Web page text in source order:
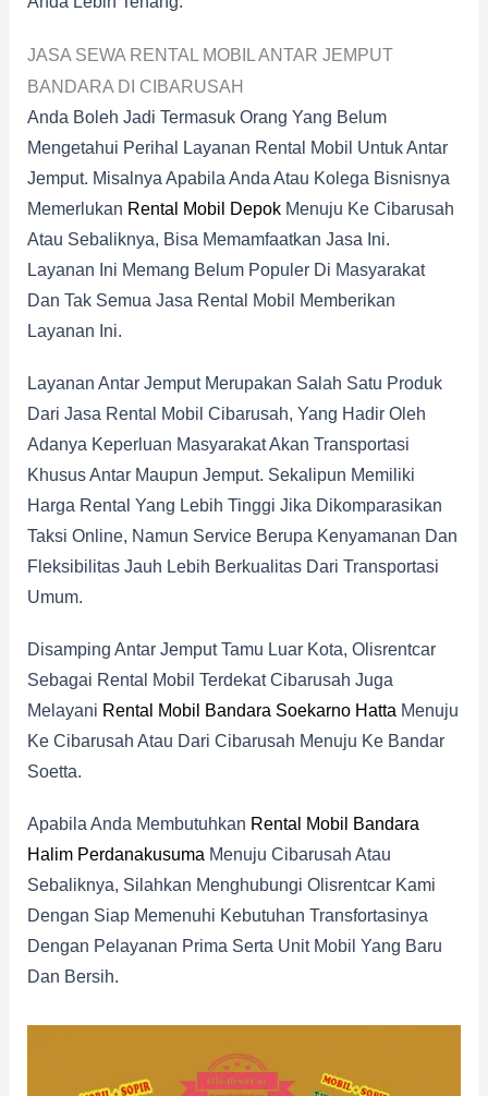
JASA SEWA RENTAL MOBIL ANTAR JEMPUT
BANDARA DI CIBARUSAH
Anda Boleh Jadi Termasuk Orang Yang Belum
Mengetahui Perihal Layanan Rental Mobil Untuk Antar
Jemput. Misalnya Apabila Anda Atau Kolega Bisnisnya
Memerlukan Rental Mobil DepokMenuju Ke Cibarusah
Atau Sebaliknya, Bisa Memamfaatkan Jasa Ini.
Layanan Ini Memang Belum Populer Di Masyarakat
Dan Tak Semua Jasa Rental Mobil Memberikan
Layanan Ini.
Layanan Antar Jemput Merupakan Salah Satu Produk
Dari Jasa Rental Mobil Cibarusah, Yang Hadir Oleh
Adanya Keperluan Masyarakat Akan Transportasi
Khusus Antar Maupun Jemput. Sekalipun Memiliki
Harga Rental Yang Lebih Tinggi Jika Dikomparasikan
Taksi Online, Namun Service Berupa Kenyamanan Dan
Fleksibilitas Jauh Lebih Berkualitas Dari Transportasi
Umum.
Disamping Antar Jemput Tamu Luar Kota, Olisrentcar
Sebagai Rental Mobil Terdekat Cibarusah Juga
Melayani Rental Mobil Bandara Soekarno Hatta Menuju
Ke Cibarusah Atau Dari Cibarusah Menuju Ke Bandar
Soetta.
Apabila Anda Membutuhkan Rental Mobil Bandara
Halim Perdanakusuma Menuju Cibarusah Atau
Sebaliknya, Silahkan Menghubungi Olisrentcar Kami
Dengan Siap Memenuhi Kebutuhan Transfortasinya
Dengan Pelayanan Prima Serta Unit Mobil Yang Baru
Dan Bersih.